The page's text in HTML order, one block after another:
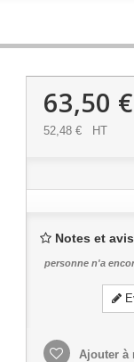
63,50 €
52,48 € HT
Notes et
personne n'a
Ajouter à